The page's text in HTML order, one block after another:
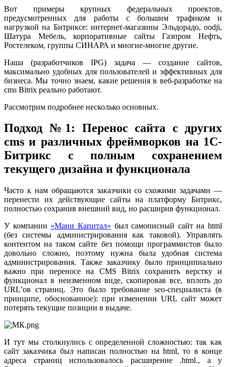
Вот примеры крупных федеральных проектов,
предусмотренных для работы с большим трафиком и
нагрузкой на Битриксе: интернет-магазины Эльдорадо, oodji,
Шатура Мебель, корпоративные сайты Газпром Нефть,
Ростелеком, группы СИНАРА и многие-многие другие.
Наша (разработчиков IPG) задача — создание сайтов,
максимально удобных для пользователей и эффективных для
бизнеса. Мы точно знаем, какие решения в веб-разработке на
cms Bitrix реально работают.
Рассмотрим подробнее несколько основных.
Подход №1: Перенос сайта с других
cms и различных фреймворков на 1С-
Битрикс с полным сохранением
текущего дизайна и функционала
Часто к нам обращаются заказчики со схожими задачами —
перенести их действующие сайты на платформу Битрикс,
полностью сохранив внешний вид, но расширив функционал.
У компании «Мани Капитал» был самописный сайт на html
(без системы администрирования как таковой). Управлять
контентом на таком сайте без помощи программистов было
довольно сложно, поэтому нужна была удобная система
администрирования. Также заказчику было принципиально
важно при переносе на CMS Bitrix сохранить верстку и
функционал в неизменном виде, скопировав все, вплоть до
URL’ов страниц. Это было требование seo-специалиста (в
принципе, обоснованное): при изменении URL сайт может
потерять текущие позиции в выдаче.
И тут мы столкнулись с определенной сложностью: так как
сайт заказчика был написан полностью на html, то в конце
адреса страниц использовалось расширение .html., а у